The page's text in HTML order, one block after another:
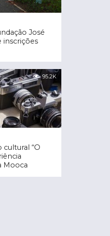
José
inscrições
95.2K
cultural “O
Mooca